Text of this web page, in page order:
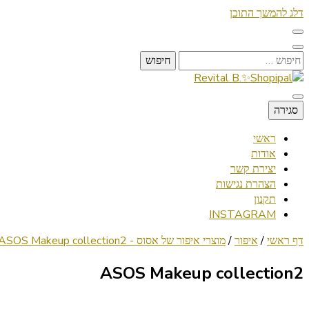
דלג להמשך התוכן
חיפוש:
Revital B.✨Shopipal
Lifestyle ✦ Beauty ✦ Vegan ✦ Travel
סגירה
ראשי
אודות
יצירת קשר
הצהרת נגישות
תקנון
INSTAGRAM
דף ראשי/ איפור/מוצרי איפור של אסוס - ASOS Makeup collection Makeup collection2
ASOS Makeup collection2